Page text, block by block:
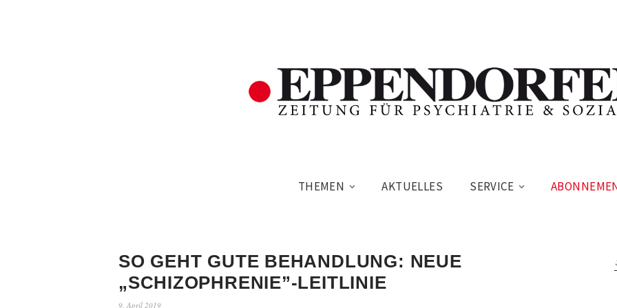
THEMEN AKTUELLES SERVICE
SO GEHT GUTE BEHANDLUNG: NEUE
„SCHIZOPHRENIE”-LEITLINIE
9. April 2019